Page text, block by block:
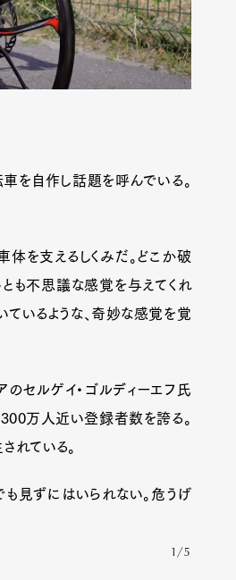
車を自作し話題を呼んでいる。
を支えるしくみだ。どこか破
も不思議な感覚を与えてくれ
ているような、奇妙な感覚を覚
セルゲイ・ゴルディーエフ氏
万人近い登録者数を誇る。
れている。
見ずにはいられない。危うげ
1/5